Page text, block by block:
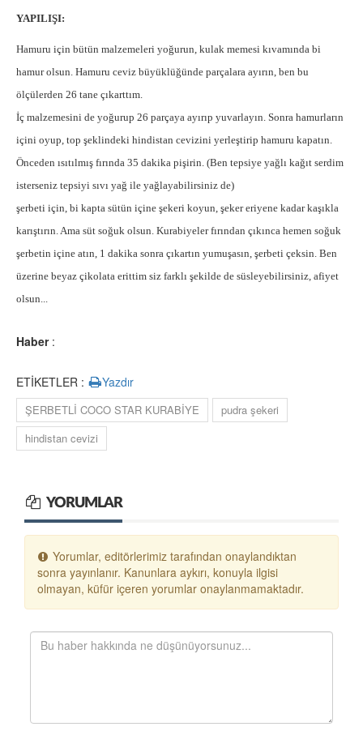
YAPILIŞI:
Hamuru için bütün malzemeleri yoğurun, kulak memesi kıvamında bi
hamur olsun. Hamuru ceviz büyüklüğünde parçalara ayırın, ben bu
ölçülerden 26 tane çıkarttım.
İç malzemesini de yoğurup 26 parçaya ayırıp yuvarlayın. Sonra hamurların
içini oyup, top şeklindeki hindistan cevizini yerleştirip hamuru kapatın.
Önceden ısıtılmış fırında 35 dakika pişirin. (Ben tepsiye yağlı kağıt serdim
isterseniz tepsiyi sıvı yağ ile yağlayabilirsiniz de)
şerbeti için, bi kapta sütün içine şekeri koyun, şeker eriyene kadar kaşıkla
karıştırın. Ama süt soğuk olsun. Kurabiyeler fırından çıkınca hemen soğuk
şerbetin içine atın, 1 dakika sonra çıkartın yumuşasın, şerbeti çeksin. Ben
üzerine beyaz çikolata erittim siz farklı şekilde de süsleyebilirsiniz, afiyet
olsun...
Haber:
ETİKETLER : Yazdır
ŞERBETLİ COCO STAR KURABİYE
pudra şekeri
hindistan cevizi
YORUMLAR
Yorumlar, editörlerimiz tarafından onaylandıktan
sonra yayınlanır. Kanunlara aykırı, konuyla ilgisi
olmayan, küfür içeren yorumlar onaylanmamaktadır.